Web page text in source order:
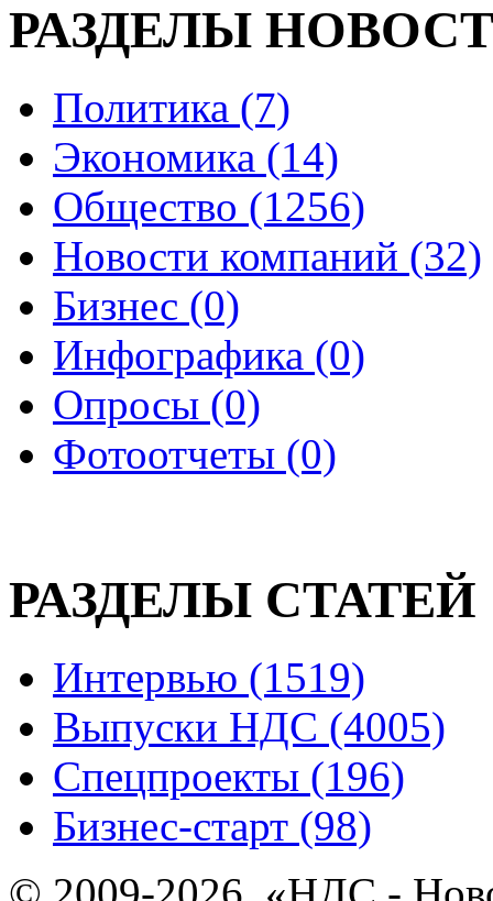
РАЗДЕЛЫ
Политика (7)
Экономика (14)
Общество (1256)
Новости компаний (32)
Бизнес (0)
Инфографика (0)
Опросы (0)
Фотоотчеты (0)
РАЗДЕЛЫ СТАТЕЙ
Интервью (1519)
Выпуски НДС (4005)
Спецпроекты (196)
Бизнес-старт (98)